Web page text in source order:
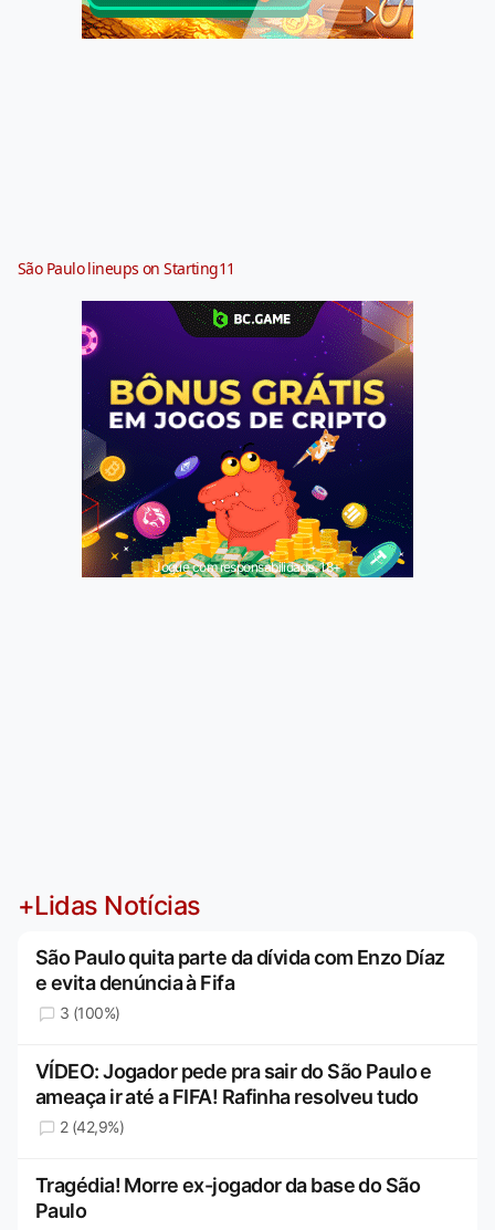
São Paulo lineups on Starting11
Jogue com responsabilidade. 18+
+Lidas Notícias
São Paulo quita parte da dívida com Enzo Díaz
e evita denúncia à Fifa
3 (100%)
VÍDEO: Jogador pede pra sair do São Paulo e
ameaça ir até a FIFA! Rafinha resolveu tudo
2 (42,9%)
Tragédia! Morre ex-jogador da base do São
Paulo